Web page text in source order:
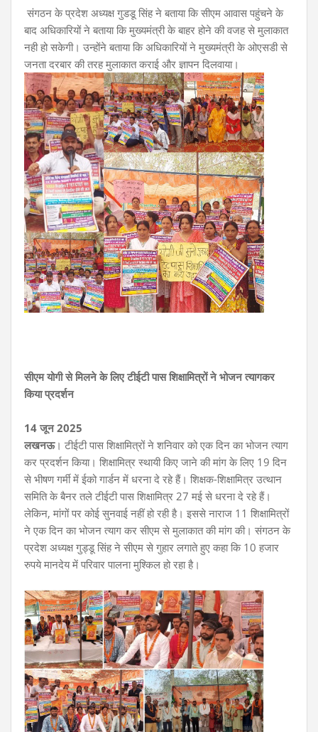
संगठन के प्रदेश अध्यक्ष गुडडू सिंह ने बताया कि सीएम आवास पहुंचने के
बाद अधिकारियों ने बताया कि मुख्यमंत्री के बाहर होने की वजह से मुलाकात
नही हो सकेगी। उन्होंने बताया कि अधिकारियों ने मुख्यमंत्री के ओएसडी से
जनता दरबार की तरह मुलाकात कराई और ज्ञापन दिलवाया।
सीएम योगी से मिलने के लिए टीईटी पास शिक्षामित्रों ने भोजन त्यागकर
किया प्रदर्शन
14 जून 2025
लखनऊ। टीईटी पास शिक्षामित्रों ने शनिवार को एक दिन का भोजन त्याग
कर प्रदर्शन किया। शिक्षामित्र स्थायी किए जाने की मांग के लिए 19 दिन
से भीषण गर्मी में ईको गार्डन में धरना दे रहे हैं। शिक्षक-शिक्षामित्र उत्थान
समिति के बैनर तले टीईटी पास शिक्षामित्र 27 मई से धरना दे रहे हैं।
लेकिन, मांगों पर कोई सुनवाई नहीं हो रही है। इससे नाराज 11 शिक्षामित्रों
ने एक दिन का भोजन त्याग कर सीएम से मुलाकात की मांग की। संगठन के
प्रदेश अध्यक्ष गुड्डू सिंह ने सीएम से गुहार लगाते हुए कहा कि 10 हजार
रुपये मानदेय में परिवार पालना मुश्किल हो रहा है।